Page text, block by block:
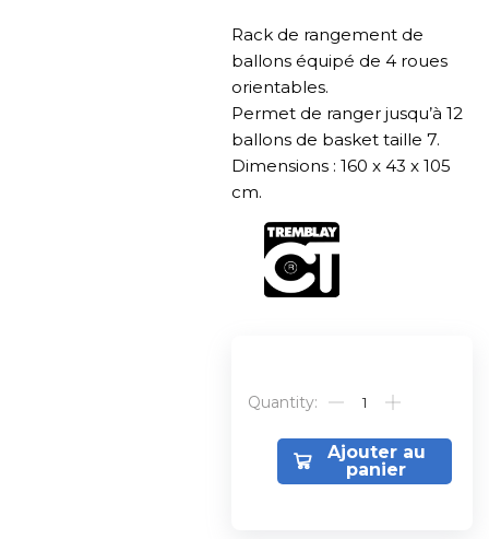
Rack de rangement de
ballons équipé de 4 roues
orientables.
Permet de ranger jusqu’à 12
ballons de basket taille 7.
Dimensions : 160 x 43 x 105
cm.
Ajouter au
panier
Alternative: